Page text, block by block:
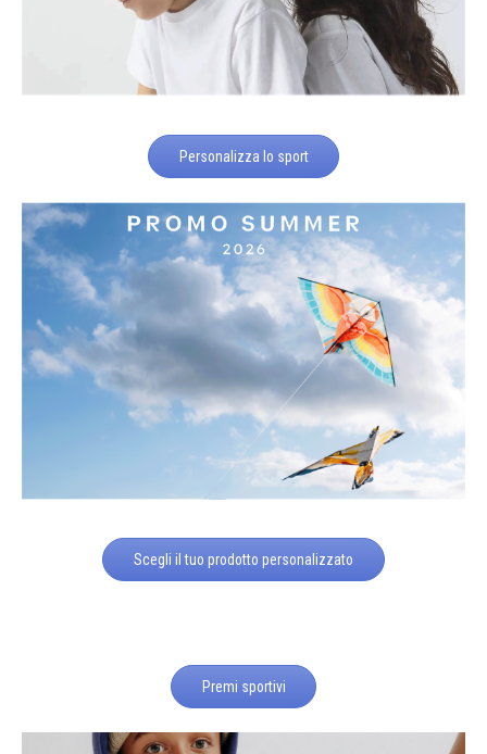
Personalizza lo sport
Scegli il tuo prodotto personalizzato
Premi sportivi